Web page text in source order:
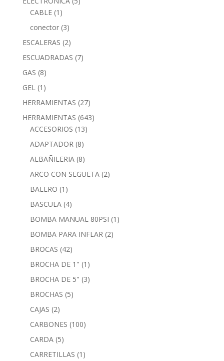
CABLE (1)
conector (3)
ESCALERAS (2)
ESCUADRADAS (7)
GAS (8)
GEL (1)
HERRAMIENTAS (27)
HERRAMIENTAS (643)
ACCESORIOS (13)
ADAPTADOR (8)
ALBAÑILERIA (8)
ARCO CON SEGUETA (2)
BALERO (1)
BASCULA (4)
BOMBA MANUAL 80PSI (1)
BOMBA PARA INFLAR (2)
BROCAS (42)
BROCHA DE 1" (1)
BROCHA DE 5" (3)
BROCHAS (5)
CAJAS (2)
CARBONES (100)
CARDA (5)
CARRETILLAS (1)